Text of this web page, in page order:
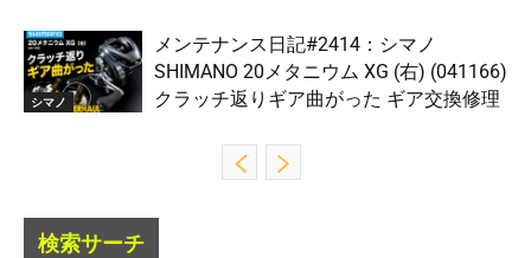
シマノ
メンテナンス日記#2414：シマノ
SHIMANO 20メタニウム XG (右) (041166)
クラッチ返りギア曲がった ギア交換修理
検索サーチ